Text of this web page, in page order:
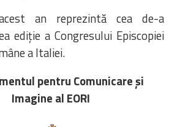
an reprezintă cea de-a
ediție a Congresului Episcopiei
a Italiei.
pentru Comunicare și
Imagine al EORI